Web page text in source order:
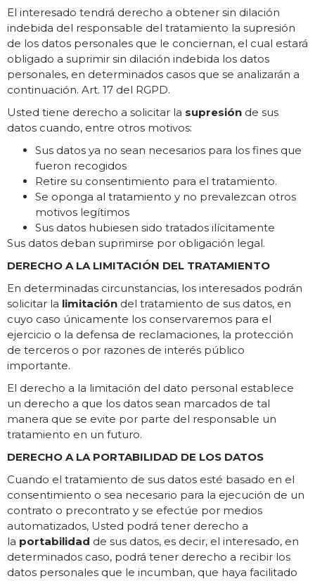
El interesado tendrá derecho a obtener sin dilación
indebida del responsable del tratamiento la supresión
de los datos personales que le conciernan, el cual estará
obligado a suprimir sin dilación indebida los datos
personales, en determinados casos que se analizarán a
continuación. Art. 17 del RGPD.
Usted tiene derecho a solicitar la supresión de sus
datos cuando, entre otros motivos:
Sus datos ya no sean necesarios para los fines que
fueron recogidos
Retire su consentimiento para el tratamiento.
Se oponga al tratamiento y no prevalezcan otros
motivos legítimos
Sus datos hubiesen sido tratados ilícitamente
Sus datos deban suprimirse por obligación legal.
DERECHO A LA LIMITACIÓN DEL TRATAMIENTO
En determinadas circunstancias, los interesados podrán
solicitar la limitación del tratamiento de sus datos, en
cuyo caso únicamente los conservaremos para el
ejercicio o la defensa de reclamaciones, la protección
de terceros o por razones de interés público
importante.
El derecho a la limitación del dato personal establece
un derecho a que los datos sean marcados de tal
manera que se evite por parte del responsable un
tratamiento en un futuro.
DERECHO A LA PORTABILIDAD DE LOS DATOS
Cuando el tratamiento de sus datos esté basado en el
consentimiento o sea necesario para la ejecución de un
contrato o precontrato y se efectúe por medios
automatizados, Usted podrá tener derecho a
la portabilidad de sus datos, es decir, el interesado, en
determinados caso, podrá tener derecho a recibir los
datos personales que le incumban, que haya facilitado